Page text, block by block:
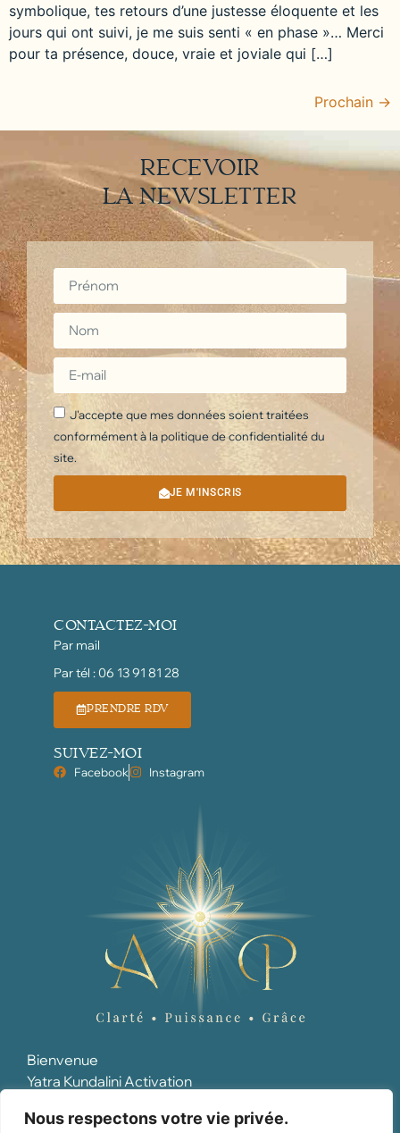
Nous respectons votre vie privée.
symbolique, tes retours d’une justesse éloquente et les
jours qui ont suivi, je me suis senti « en phase »… Merci
pour ta présence, douce, vraie et joviale qui […]
Prochain →
RECEVOIR
LA NEWSLETTER
J'accepte que mes données soient traitées
conformément à la politique de confidentialité du
site.
JE M'INSCRIS
Bienvenue
Yatra Kundalini Activation
Maïeusthésie
CONTACTEZ-MOI
Par mail
Par tél : 06 13 91 81 28
PRENDRE RDV
SUIVEZ-MOI
Facebook Instagram